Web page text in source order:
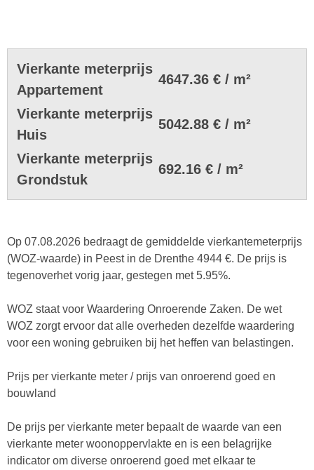
Vierkante meterprijs
Appartement
4647.36 € / m²
Vierkante meterprijs
Huis
5042.88 € / m²
Vierkante meterprijs
Grondstuk
692.16 € / m²
Op 07.08.2026 bedraagt de gemiddelde vierkantemeterprijs
(WOZ-waarde) in Peest in de Drenthe 4944 €. De prijs is
tegenoverhet vorig jaar, gestegen met 5.95%.
WOZ staat voor Waardering Onroerende Zaken. De wet
WOZ zorgt ervoor dat alle overheden dezelfde waardering
voor een woning gebruiken bij het heffen van belastingen.
Prijs per vierkante meter / prijs van onroerend goed en
bouwland
De prijs per vierkante meter bepaalt de waarde van een
vierkante meter woonoppervlakte en is een belagrijke
indicator om diverse onroerend goed met elkaar te